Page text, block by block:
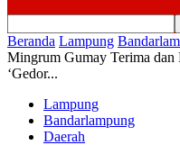
Beranda Lampung
Mingrum Gumay Terima dan
‘Gedor...
Lampung
Bandarlampung
Daerah